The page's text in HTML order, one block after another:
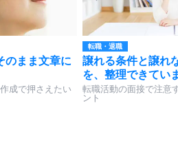
のまま文章に
成で押さえたい
転職・退職
譲れる条件と譲れ
を、整理できてい
転職活動の面接で注意
ント